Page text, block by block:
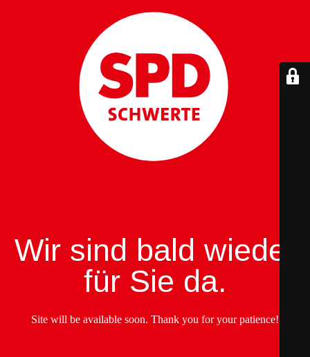
Wir sind bald wieder
für Sie da.
Site will be available soon. Thank you for your patience!